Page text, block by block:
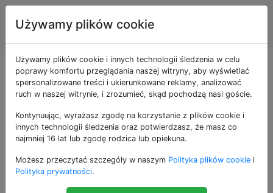
Inżynieria
oprogramowania
Pytania otagowane
jako python
Python to dynamicznie typowany, interpretowany
konstrukcja skupia się na przejrzystej składni,
intuicyjnym podejściu do programowania obiektowego
Używamy plików cookie
Używamy plików cookie i innych technologii śledzenia w celu
poprawy komfortu przeglądania naszej witryny, aby wyświetlać
spersonalizowane treści i ukierunkowane reklamy, analizować
ruch w naszej witrynie, i zrozumieć, skąd pochodzą nasi goście.
Kontynuując, wyrażasz zgodę na korzystanie z plików cookie i
innych technologii śledzenia oraz potwierdzasz, że masz co
najmniej 16 lat lub zgodę rodzica lub opiekuna.
Możesz przeczytać szczegóły w naszym Polityka plików cookie i
Polityka prywatności.